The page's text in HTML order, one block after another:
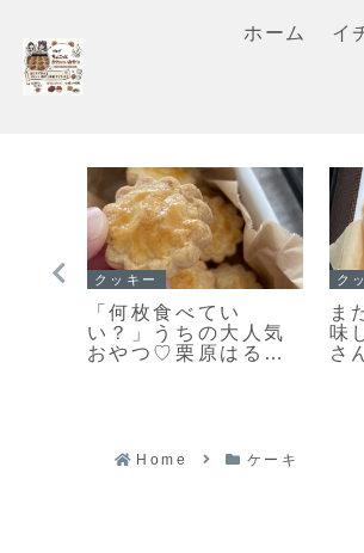
ホーム イ
マフィン
「濃厚ガトーショコ
ラマフィン」冷やし
て美味しいマフィン
ク
「
い
に
Home ケーキ